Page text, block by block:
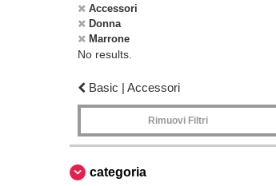
Accessori
Donna
Marrone
No results.
Basic | Accessori
Rimuovi Filtri
categoria